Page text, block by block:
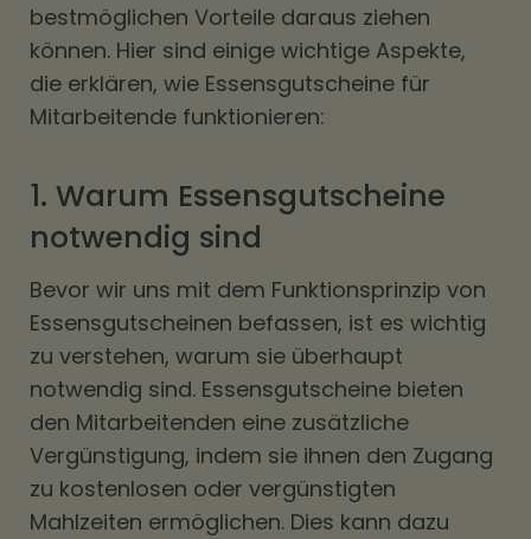
bestmöglichen Vorteile daraus ziehen
können. Hier sind einige wichtige Aspekte,
die erklären, wie Essensgutscheine für
Mitarbeitende funktionieren:
1. Warum Essensgutscheine
notwendig sind
Bevor wir uns mit dem Funktionsprinzip von
Essensgutscheinen befassen, ist es wichtig
zu verstehen, warum sie überhaupt
notwendig sind. Essensgutscheine bieten
den Mitarbeitenden eine zusätzliche
Vergünstigung, indem sie ihnen den Zugang
zu kostenlosen oder vergünstigten
Mahlzeiten ermöglichen. Dies kann dazu